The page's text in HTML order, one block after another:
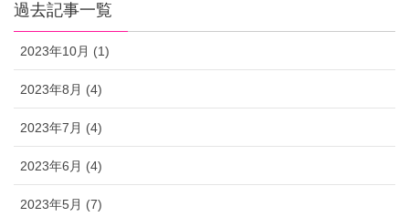
過去記事一覧
2023年10月 (1)
2023年8月 (4)
2023年7月 (4)
2023年6月 (4)
2023年5月 (7)